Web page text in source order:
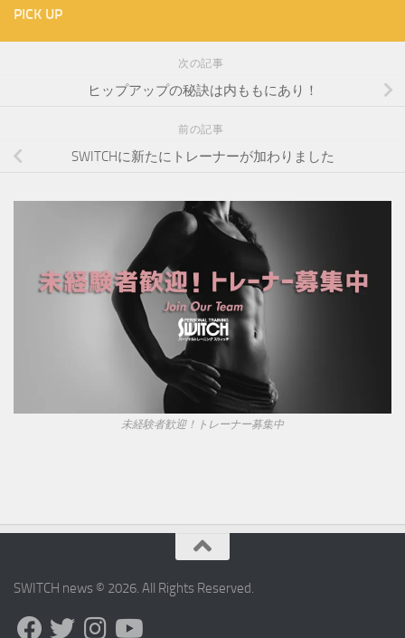
PICK UP
次の記事
ヒップアップの秘訣は内ももにあり！
前の記事
SWITCHに新たにトレーナーが加わりました
未経験者歓迎！トレーナー募集中
SWITCH news © 2026. All Rights Reserved.